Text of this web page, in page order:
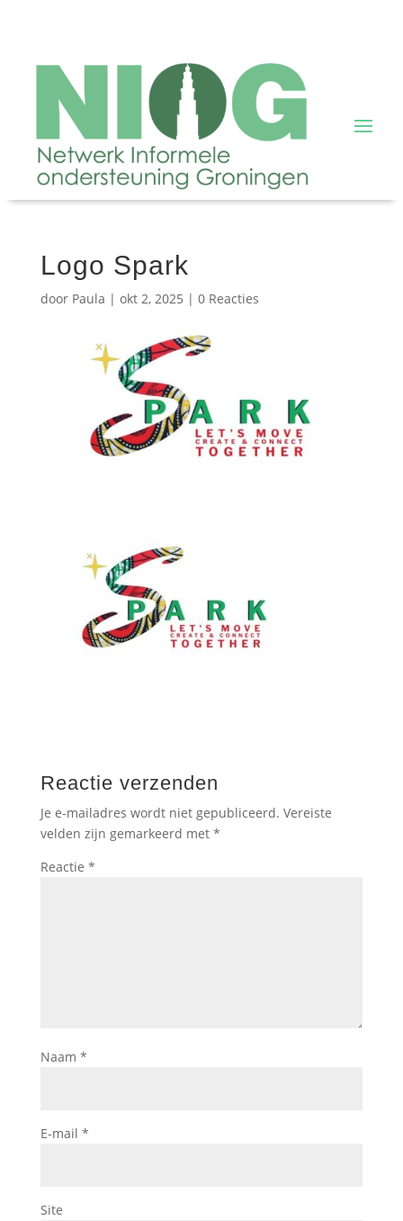
Logo Spark
door Paula | okt 2, 2025 | 0 Reacties
Reactie verzenden
Je e-mailadres wordt niet gepubliceerd. Vereiste
velden zijn gemarkeerd met *
Reactie *
Naam *
E-mail *
Site